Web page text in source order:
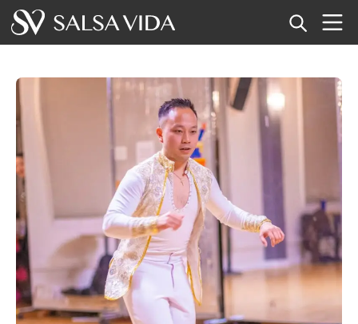
Eventi
Articoli
Video
Glossario della salsa
Negozio